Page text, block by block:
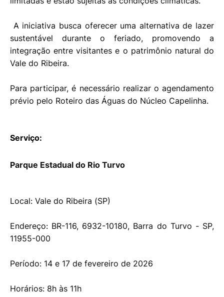
A iniciativa busca oferecer uma alternativa de lazer
sustentável durante o feriado, promovendo a
integração entre visitantes e o patrimônio natural do
Vale do Ribeira.
Para participar, é necessário realizar o agendamento
prévio pelo Roteiro das Águas do Núcleo Capelinha.
Serviço:
Parque Estadual do Rio Turvo
Local: Vale do Ribeira (SP)
Endereço: BR-116, 6932-10180, Barra do Turvo - SP,
11955-000
Período: 14 e 17 de fevereiro de 2026
Horários: 8h às 11h